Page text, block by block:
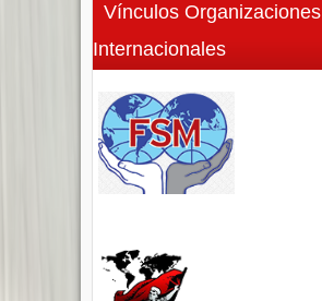
Vínculos Organizaciones
Internacionales